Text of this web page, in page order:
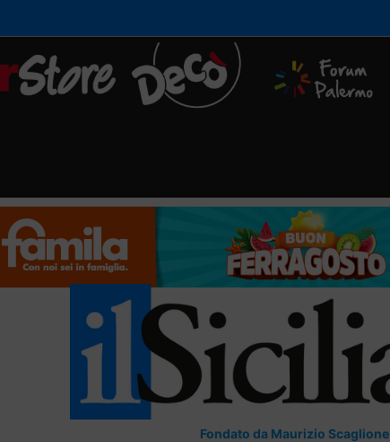
Fondato da Maurizio Scaglione